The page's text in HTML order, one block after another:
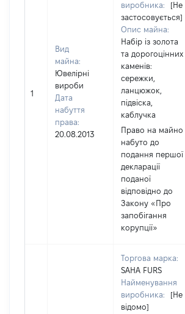
1
Вид
майна:
Ювелірні
вироби
Дата
набуття
права:
20.08.2013
виробника:
[Не
застосовується]
Опис майна:
Набір із золота
та дорогоцінних
каменів:
сережки,
ланцюжок,
підвіска,
каблучка
Право на майно
набуто до
подання першої
декларації
поданої
відповідно до
Закону «Про
запобігання
корупції»
Торгова марка:
SAHA FURS
Найменування
виробника:
[Не
відомо]